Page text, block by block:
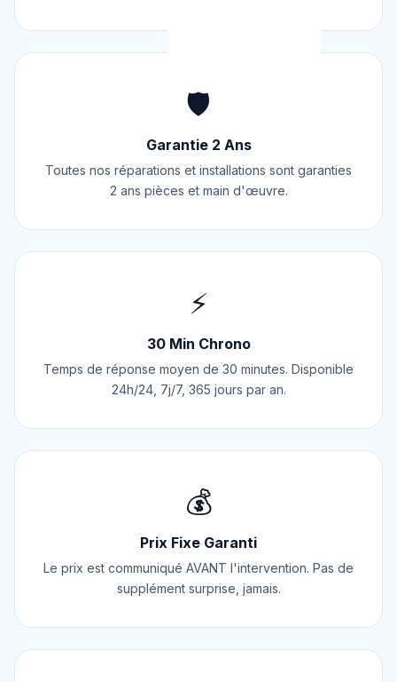
🛡️
Garantie 2 Ans
Toutes nos réparations et installations sont garanties
2 ans pièces et main d'œuvre.
⚡
30 Min Chrono
Temps de réponse moyen de 30 minutes. Disponible
24h/24, 7j/7, 365 jours par an.
💰
Prix Fixe Garanti
Le prix est communiqué AVANT l'intervention. Pas de
supplément surprise, jamais.